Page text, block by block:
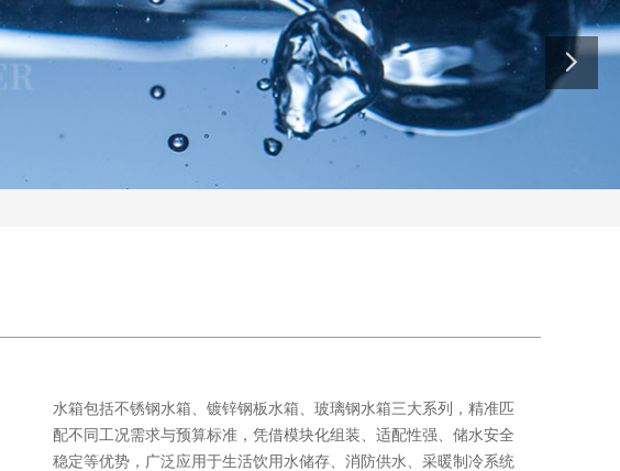
水箱包括不锈钢水箱、镀锌钢板水箱、玻璃钢水箱三大系列，精准匹
配不同工况需求与预算标准，凭借模块化组装、适配性强、储水安全
稳定等优势，广泛应用于生活饮用水储存、消防供水、采暖制冷系统